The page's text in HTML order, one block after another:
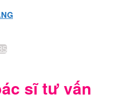
sĩ tư vấn